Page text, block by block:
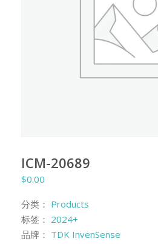
ICM-20689
$0.00
分类： Products
标签： 2024+
品牌： TDK InvenSense